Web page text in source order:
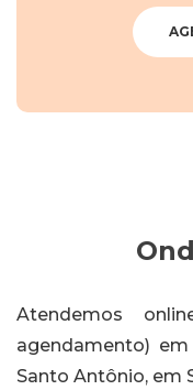
Atendemos
agendamento)
Santo Antônio, em